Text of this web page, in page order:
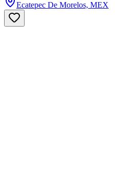
Ecatepec De Morelos, MEX